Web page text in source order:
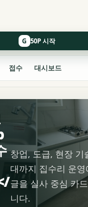
접수 대시보드
G
창업, 도급, 현장 기
대까지 집수리 운
글을 실사 중심 카
니다.